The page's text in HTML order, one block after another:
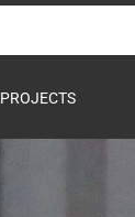
PROJECTS